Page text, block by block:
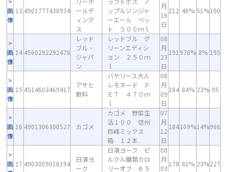
画
像
13 4901777438934
ールデ
ィング
ス
ップルジンジャ
ーエール ペッ
ト ５００ｍｌ
月
16
日
212 46% 51%100
画
像
14 4560292292478
レッド
ブル・
ジャパ
ン
レッドブル グ
リーンエディシ
ョン ２５０ｍ
ｌ
08
月
23
日
191 978% 8% 195
画
像
15 4514603469417
アサヒ
飲料
バヤリース大人
レモネード Ｐ
ＥＴ ４７０ｍ
ｌ
08
月
09
日
184 84% 23% 95
画
像
16 4901306300527 カゴメ
カゴメ 野菜生
活１００ 信州
巨峰ミックス
箱 １２本
07
月
12
日
184109%14%966
画 17 4903009016194
日清ヨ
ーク
日清ヨーク ピ
ルクル糖類カロ
リーオフ ６５
08
月
03
178 81% 23%227